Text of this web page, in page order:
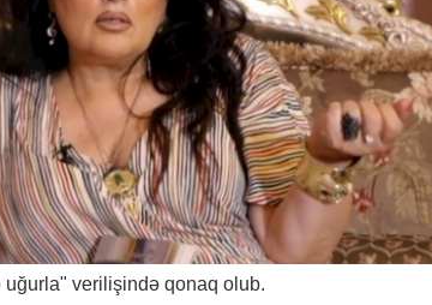
verilişində qonaq olub.